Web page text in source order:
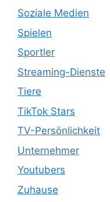
Soziale Medien
Spielen
Sportler
Streaming-Dienste
Tiere
TikTok Stars
TV-Persönlichkeit
Unternehmer
Youtubers
Zuhause